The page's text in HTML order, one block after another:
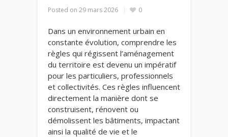
Posted on 29 mars 2026 0
Dans un environnement urbain en
constante évolution, comprendre les
règles qui régissent l’aménagement
du territoire est devenu un impératif
pour les particuliers, professionnels
et collectivités. Ces règles influencent
directement la manière dont se
construisent, rénovent ou
démolissent les bâtiments, impactant
ainsi la qualité de vie et le